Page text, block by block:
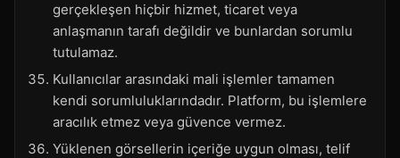
gerçekleşen hiçbir hizmet, ticaret veya
anlaşmanın tarafı değildir ve bunlardan sorumlu
tutulamaz.
Kullanıcılar arasındaki mali işlemler tamamen
kendi sorumluluklarındadır. Platform, bu işlemlere
aracılık etmez veya güvence vermez.
Yüklenen görsellerin içeriğe uygun olması, telif